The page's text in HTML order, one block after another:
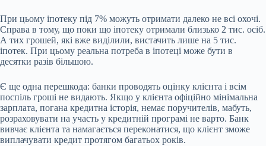
При цьому іпотеку під 7% можуть отримати далеко не всі охочі.
Справа в тому, що поки що іпотеку отримали близько 2 тис. осіб.
А тих грошей, які вже виділили, вистачить лише на 5 тис.
іпотек. При цьому реальна потреба в іпотеці може бути в
десятки разів більшою.
Є ще одна перешкода: банки проводять оцінку клієнта і всім
поспіль гроші не видають. Якщо у клієнта офіційно мінімальна
зарплата, погана кредитна історія, немає поручителів, мабуть,
розраховувати на участь у кредитній програмі не варто. Банк
вивчає клієнта та намагається переконатися, що клієнт зможе
виплачувати кредит протягом багатьох років.